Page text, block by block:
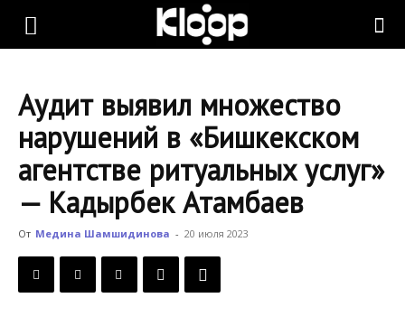
KLOOP.KG
Новости
Кыргызстана
Аудит выявил множество
нарушений в «Бишкекском
агентстве ритуальных услуг»
— Кадырбек Атамбаев
От Медина Шамшидинова - 20 июля 2023